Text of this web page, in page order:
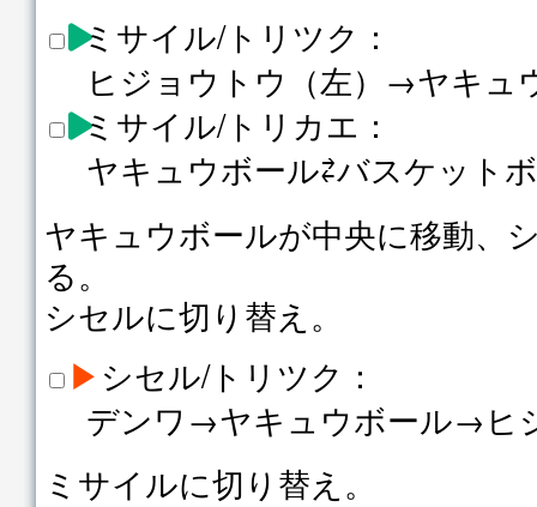
ミサイル/トリツク：
ヒジョウトウ（左）→ヤキュ
ミサイル/トリカエ：
ヤキュウボール⇄バスケット
ヤキュウボールが中央に移動、
る。
シセルに切り替え。
▶ シセル/トリツク：
デンワ→ヤキュウボール→ヒ
ミサイルに切り替え。